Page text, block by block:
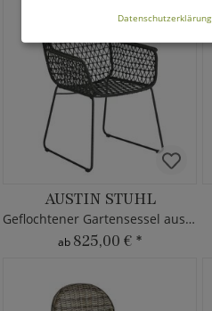
AUSTIN STUHL
Geflochtener Gartensessel aus Stahl
ab 825,00 € *
Datenschutzerklärung